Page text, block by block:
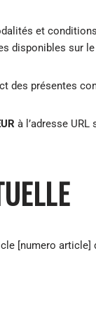
et
sur
des présentes
à l’adresse URL
[numero